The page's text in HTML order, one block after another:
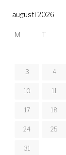
augusti 2026
M T
3 4
10 11
17 18
24 25
31